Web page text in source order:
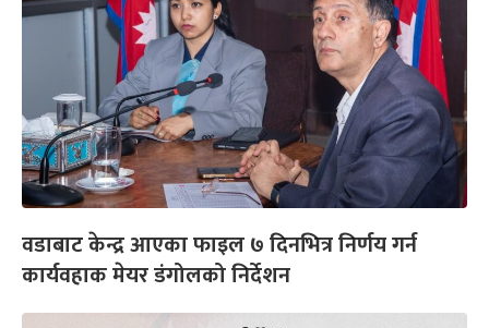
वडाबाट केन्द्र आएका फाइल ७ दिनभित्र निर्णय गर्न
कार्यवहाक मेयर डंगोलको निर्देशन